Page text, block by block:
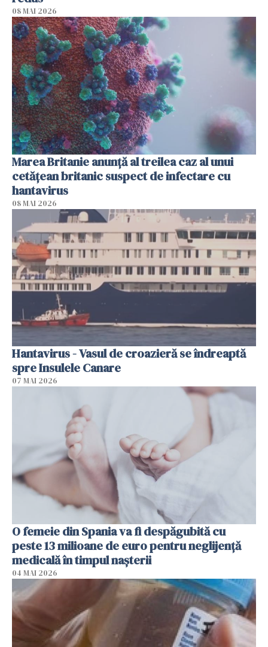
08 MAI 2026
Marea Britanie anunţă al treilea caz al unui
cetăţean britanic suspect de infectare cu
hantavirus
08 MAI 2026
Hantavirus - Vasul de croazieră se îndreaptă
spre Insulele Canare
07 MAI 2026
O femeie din Spania va fi despăgubită cu
peste 13 milioane de euro pentru neglijenţă
medicală în timpul naşterii
04 MAI 2026